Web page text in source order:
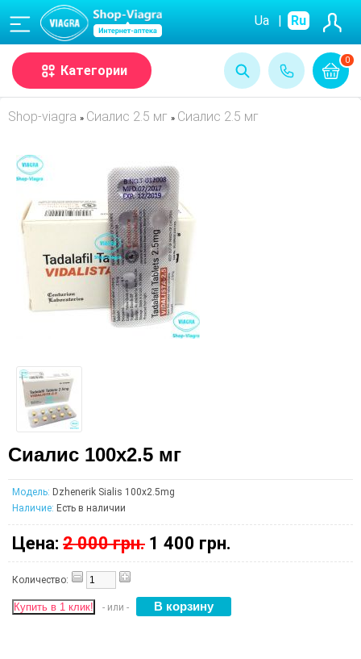
0
(068) Ua | Ru
Категории
Shop-viagra » Сиалис 2.5 мг » Сиалис 2.5 мг
Сиалис 100х2.5 мг
Модель: Dzhenerik Sialis 100х2.5mg
Наличие: Есть в наличии
Цена: 2 000 грн. 1 400 грн.
Количество:
Купить в 1 клик! - или -